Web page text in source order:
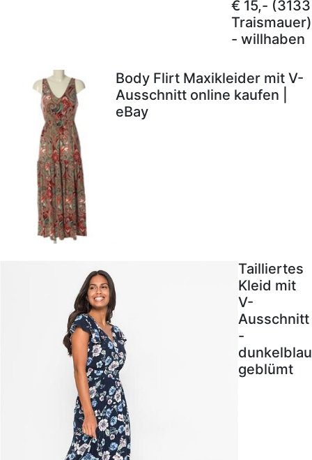
€ 15,- (3133
Traismauer)
- willhaben
Body Flirt Maxikleider mit V-
Ausschnitt online kaufen |
eBay
Tailliertes
Kleid mit
V-
Ausschnitt
-
dunkelblau
geblümt